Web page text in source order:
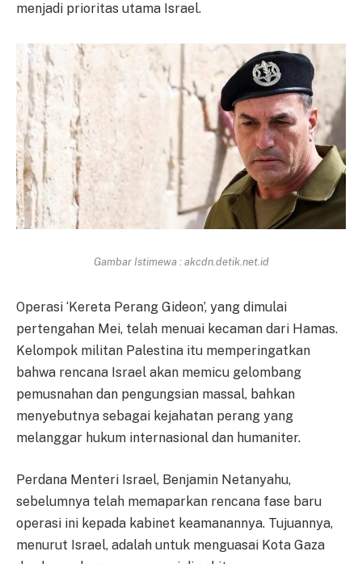
menjadi prioritas utama Israel.
Gambar Istimewa : akcdn.detik.net.id
Operasi ‘Kereta Perang Gideon’, yang dimulai
pertengahan Mei, telah menuai kecaman dari Hamas.
Kelompok militan Palestina itu memperingatkan
bahwa rencana Israel akan memicu gelombang
pemusnahan dan pengungsian massal, bahkan
menyebutnya sebagai kejahatan perang yang
melanggar hukum internasional dan humaniter.
Perdana Menteri Israel, Benjamin Netanyahu,
sebelumnya telah memaparkan rencana fase baru
operasi ini kepada kabinet keamanannya. Tujuannya,
menurut Israel, adalah untuk menguasai Kota Gaza